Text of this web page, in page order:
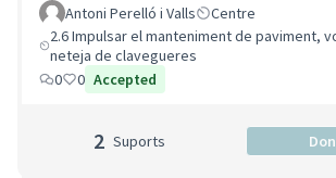
Antoni Perelló i Valls
Centre
2.6 Impulsar el manteniment de paviment,
neteja de clavegueres
0
0 Accepted
2 Suports